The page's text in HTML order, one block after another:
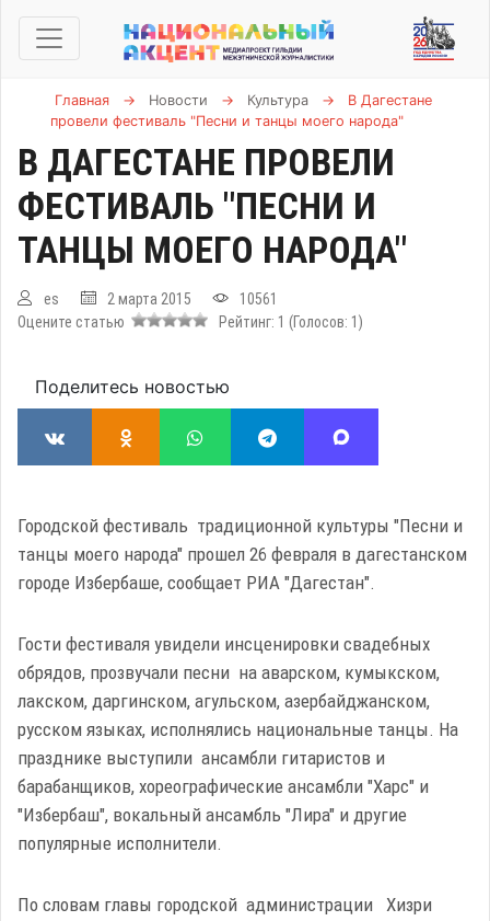
Главная → Новости → Культура →
В Дагестане
провели фестиваль "Песни и танцы моего народа"
В ДАГЕСТАНЕ ПРОВЕЛИ
ФЕСТИВАЛЬ "ПЕСНИ И
ТАНЦЫ МОЕГО НАРОДА"
es 2 марта 2015
10561
Оцените статью
Рейтинг: 1 (Голосов: 1 )
Поделитесь новостью
Городской фестиваль традиционной культуры "Песни и
танцы моего народа" прошел 26 февраля в дагестанском
городе Избербаше, сообщает РИА "Дагестан".
Гости фестиваля увидели инсценировки свадебных
обрядов, прозвучали песни на аварском, кумыкском,
лакском, даргинском, агульском, азербайджанском,
русском языках, исполнялись национальные танцы. На
празднике выступили ансамбли гитаристов и
барабанщиков, хореографические ансамбли "Харс" и
"Избербаш", вокальный ансамбль "Лира" и другие
популярные исполнители.
По словам главы городской администрации Хизри